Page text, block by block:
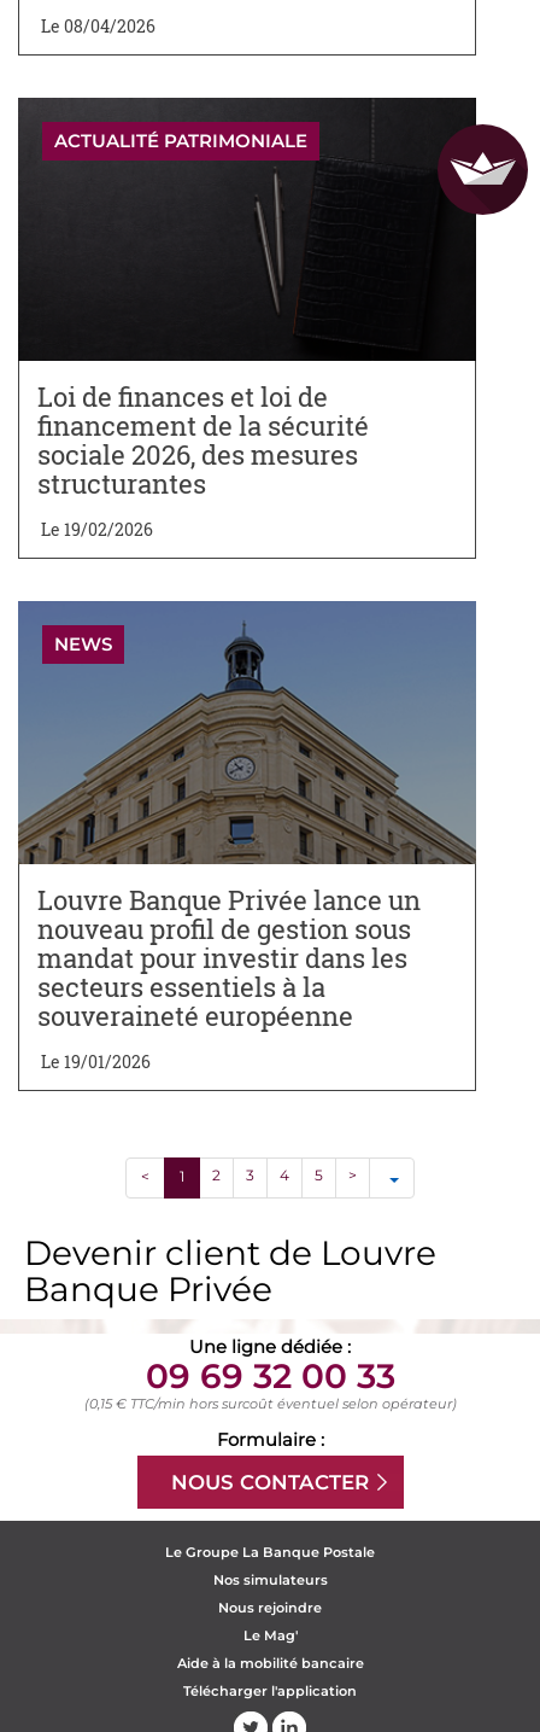
Le 08/04/2026
ACTUALITÉ PATRIMONIALE
Loi de finances et loi de
financement de la sécurité
sociale 2026, des mesures
structurantes
Le 19/02/2026
NEWS
Louvre Banque Privée lance un
nouveau profil de gestion sous
mandat pour investir dans les
secteurs essentiels à la
souveraineté européenne
Le 19/01/2026
< 1 2 3 4 5 >
Devenir client de Louvre
Banque Privée
Une ligne dédiée :
09 69 32 00 33
(0,15 € TTC/min hors surcoût éventuel selon opérateur)
Formulaire :
NOUS CONTACTER
Le Groupe La Banque Postale
Nos simulateurs
Nous rejoindre
Le Mag'
Aide à la mobilité bancaire
Télécharger l'application